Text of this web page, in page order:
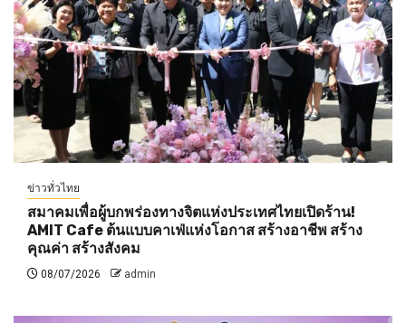
ข่าวทั่วไทย
สมาคมเพื่อผู้บกพร่องทางจิตแห่งประเทศไทยเปิดร้าน!
AMIT Cafe ต้นแบบคาเฟ่แห่งโอกาส สร้างอาชีพ สร้าง
คุณค่า สร้างสังคม
08/07/2026 admin